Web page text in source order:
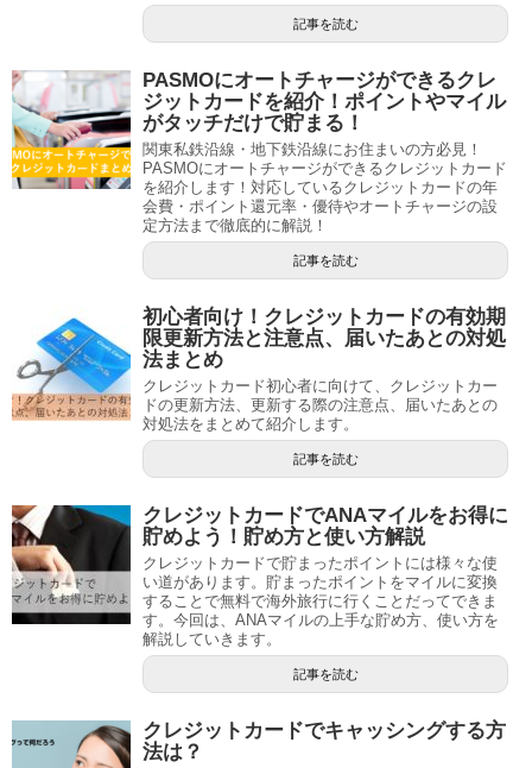
記事を読む
PASMOにオートチャージができるクレ
ジットカードを紹介！ポイントやマイル
がタッチだけで貯まる！
関東私鉄沿線・地下鉄沿線にお住まいの方必見！
PASMOにオートチャージができるクレジットカード
を紹介します！対応しているクレジットカードの年
会費・ポイント還元率・優待やオートチャージの設
定方法まで徹底的に解説！
記事を読む
初心者向け！クレジットカードの有効期
限更新方法と注意点、届いたあとの対処
法まとめ
クレジットカード初心者に向けて、クレジットカー
ドの更新方法、更新する際の注意点、届いたあとの
対処法をまとめて紹介します。
記事を読む
クレジットカードでANAマイルをお得に
貯めよう！貯め方と使い方解説
クレジットカードで貯まったポイントには様々な使
い道があります。貯まったポイントをマイルに変換
することで無料で海外旅行に行くことだってできま
す。今回は、ANAマイルの上手な貯め方、使い方を
解説していきます。
記事を読む
クレジットカードでキャッシングする方
法は？